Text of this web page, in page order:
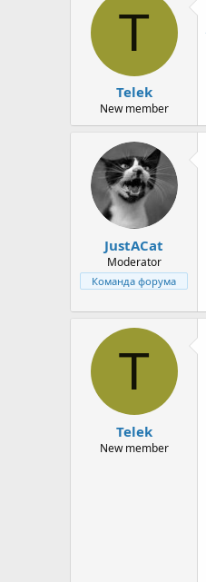
T
Telek
New member
JustACat
Moderator
Команда форума
T
Telek
New member